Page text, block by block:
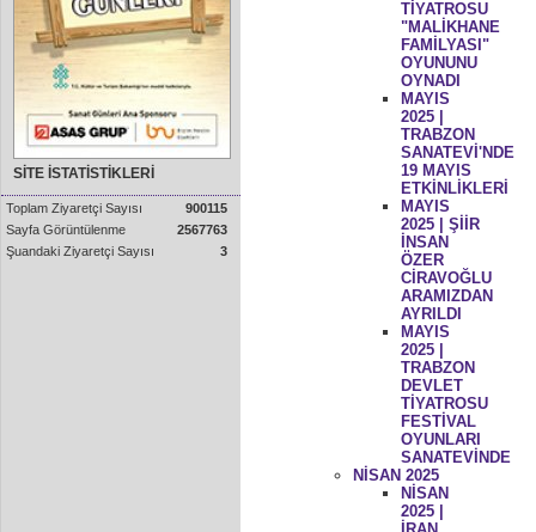
SİTE İSTATİSTİKLERİ
Toplam Ziyaretçi Sayısı
900115
Sayfa Görüntülenme
2567763
Şuandaki Ziyaretçi Sayısı
3
TİYATROSU
"MALİKHANE
FAMİLYASI"
OYUNUNU
OYNADI
MAYIS
2025 |
TRABZON
SANATEVİ'NDE
19 MAYIS
ETKİNLİKLERİ
MAYIS
2025 | ŞİİR
İNSAN
ÖZER
CİRAVOĞLU
ARAMIZDAN
AYRILDI
MAYIS
2025 |
TRABZON
DEVLET
TİYATROSU
FESTİVAL
OYUNLARI
SANATEVİNDE
NİSAN 2025
NİSAN
2025 |